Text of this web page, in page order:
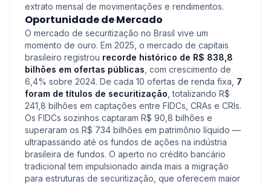
extrato mensal de movimentações e rendimentos.
Oportunidade de Mercado
O mercado de securitização no Brasil vive um
momento de ouro. Em 2025, o mercado de capitais
brasileiro registrou recorde histórico de R$ 838,8
bilhões em ofertas públicas , com crescimento de
6,4% sobre 2024. De cada 10 ofertas de renda fixa, 7
foram de títulos de securitização , totalizando R$
241,8 bilhões em captações entre FIDCs, CRAs e CRIs.
Os FIDCs sozinhos captaram R$ 90,8 bilhões e
superaram os R$ 734 bilhões em patrimônio líquido —
ultrapassando até os fundos de ações na indústria
brasileira de fundos. O aperto no crédito bancário
tradicional tem impulsionado ainda mais a migração
para estruturas de securitização, que oferecem maior